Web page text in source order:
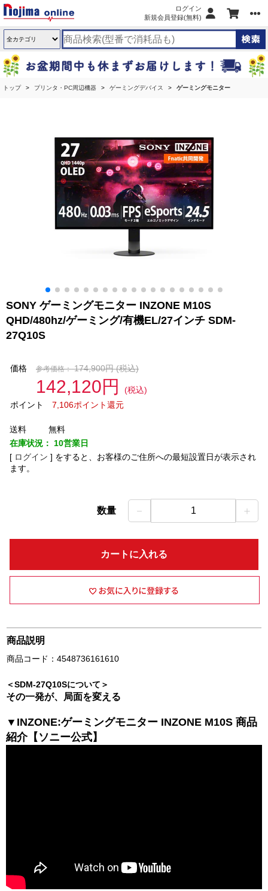
ログイン
新規会員登録(無料)
トップ プリンタ・PC周辺機器 ゲーミングデバイス ゲーミングモニター
SONY ゲーミングモニター INZONE M10S
QHD/480hz/ゲーミング/有機EL/27インチ SDM-
27Q10S
価格 参考価格： 174,900円(税込)
142,120円
(税込)
ポイント
7,106ポイント還元
送料
無料
在庫状況： 10営業日
[ ログイン ] をすると、お客様のご住所への最短設置日が表示され
ます。
数量 － 1 ＋
カートに入れる
商品説明
商品コード：4548736161610
＜SDM-27Q10Sについて＞
その一発が、局面を変える
▼INZONE:ゲーミングモニター INZONE M10S 商品
紹介【ソニー公式】